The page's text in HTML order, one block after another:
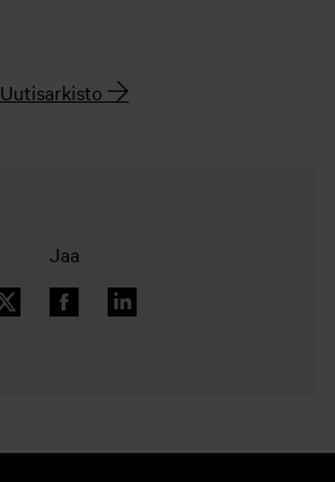
Uutisarkisto
Jaa